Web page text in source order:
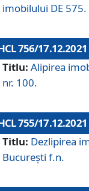
imobilului DE 575.
756/17.12.2021
Titlu: Alipirea
nr. 100.
755/17.12.2021
Titlu: Dezlipirea
București f.n.